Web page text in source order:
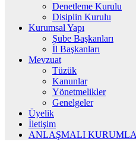
Denetleme Kurulu
Disiplin Kurulu
Kurumsal Yapı
Şube Başkanları
İl Başkanları
Mevzuat
Tüzük
Kanunlar
Yönetmelikler
Genelgeler
Üyelik
İletişim
ANLAŞMALI